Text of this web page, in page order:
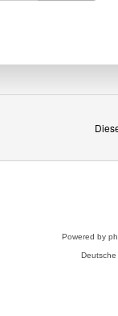
Powered by